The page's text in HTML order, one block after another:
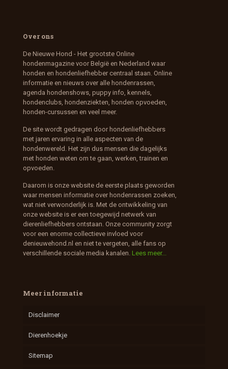
Over ons
De Nieuwe Hond - Het grootste Online
hondenmagazine voor België en Nederland waar
honden en hondenliefhebber centraal staan. Online
informatie en nieuws over alle hondenrassen,
agenda hondenshows, puppy info, kennels,
hondenclubs, hondenziekten, honden opvoeden,
honden-cursussen en veel meer.
De site wordt gedragen door hondenliefhebbers
met jaren ervaring in alle aspecten van de
hondenwereld. Het zijn dus mensen die dagelijks
met honden weten om te gaan, werken, trainen en
opvoeden.
Daarom is onze website de eerste plaats geworden
waar mensen informatie over hondenrassen zoeken,
wat niet verwonderlijk is. Met de ontwikkeling van
onze website is er een toegewijd netwerk van
dierenliefhebbers ontstaan. Onze community zorgt
voor een enorme collectieve invloed voor
denieuwehond.nl en niet te vergeten, alle fans op
verschillende sociale media kanalen. Lees meer...
Meer informatie
Disclaimer
Dierenhoekje
Sitemap